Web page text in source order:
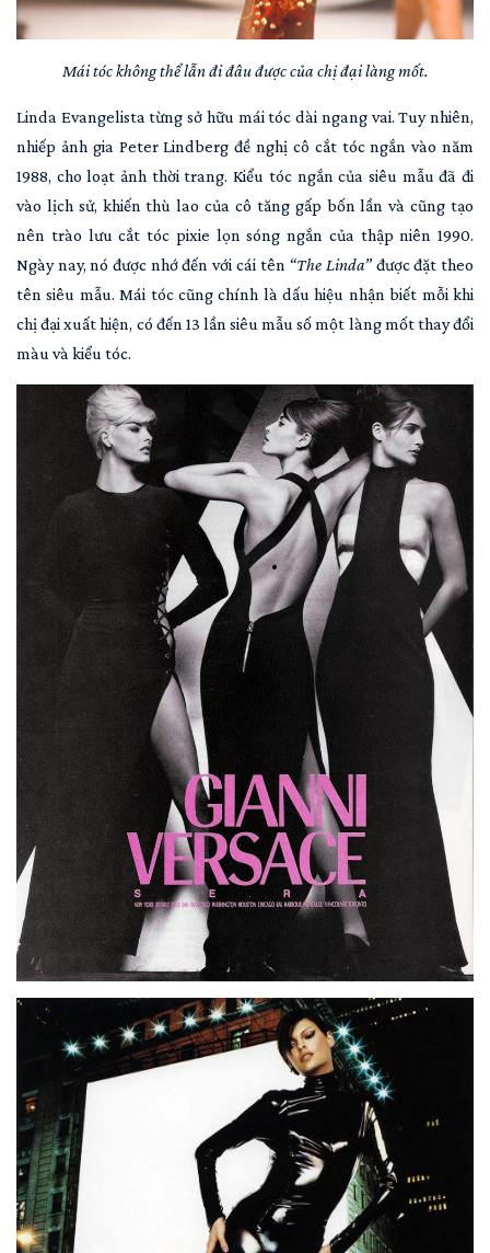
Mái tóc không thể lẫn đi đâu được của chị đại làng mốt.
Linda Evangelista từng sở hữu mái tóc dài ngang vai. Tuy nhiên,
nhiếp ảnh gia Peter Lindberg đề nghị cô cắt tóc ngắn vào năm
1988, cho loạt ảnh thời trang. Kiểu tóc ngắn của siêu mẫu đã đi
vào lịch sử, khiến thù lao của cô tăng gấp bốn lần và cũng tạo
nên trào lưu cắt tóc pixie lọn sóng ngắn của thập niên 1990.
Ngày nay, nó được nhớ đến với cái tên “The Linda”được đặt theo
tên siêu mẫu. Mái tóc cũng chính là dấu hiệu nhận biết mỗi khi
chị đại xuất hiện, có đến 13 lần siêu mẫu số một làng mốt thay đổi
màu và kiểu tóc.